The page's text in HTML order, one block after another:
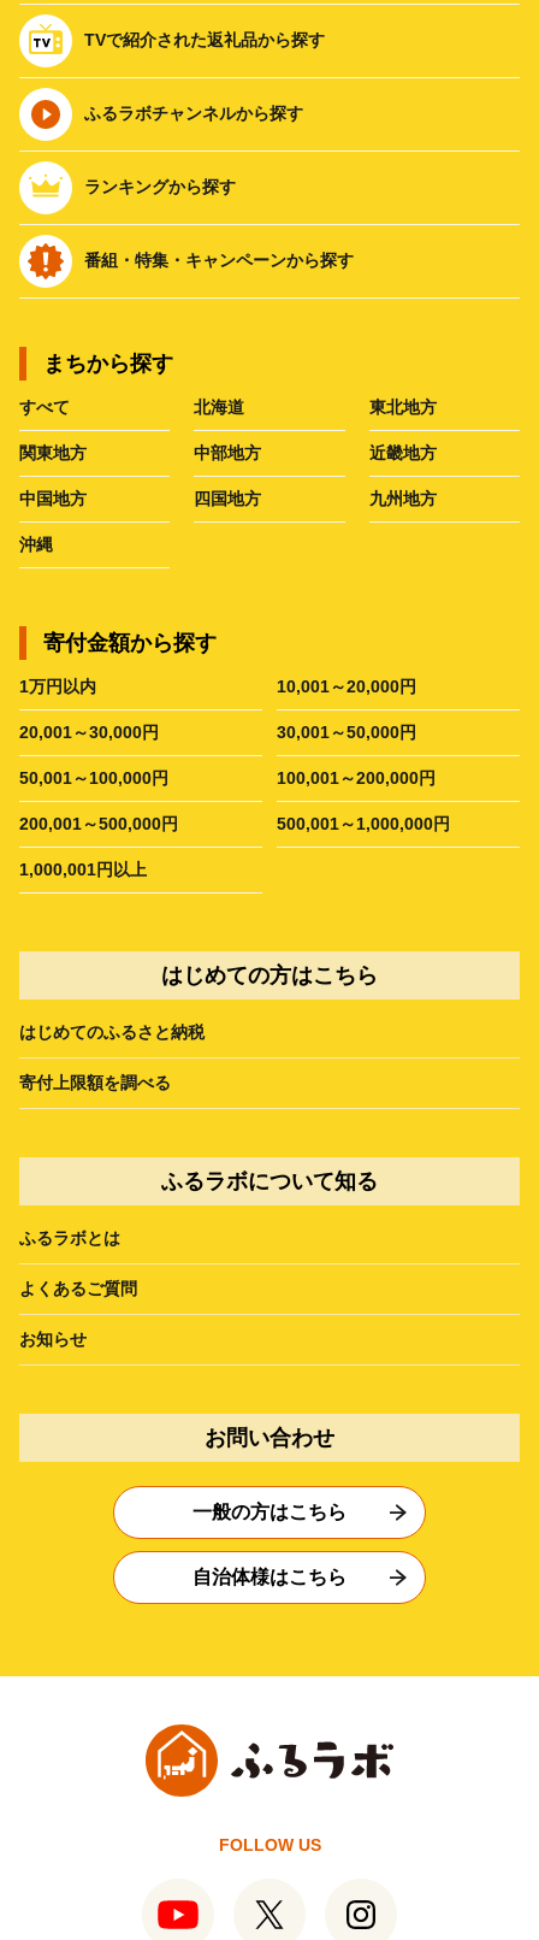
TVで紹介された返礼品から探す
ふるラボチャンネルから探す
ランキングから探す
番組・特集・キャンペーンから探す
まちから探す
すべて 北海道 東北地方
関東地方 中部地方 近畿地方
中国地方 四国地方 九州地方
沖縄
寄付金額から探す
1万円以内 10,001～20,000円
20,001～30,000円 30,001～50,000円
50,001～100,000円 100,001～200,000円
200,001～500,000円 500,001～1,000,000円
1,000,001円以上
はじめての方はこちら
はじめてのふるさと納税
寄付上限額を調べる
ふるラボについて知る
ふるラボとは
よくあるご質問
お知らせ
お問い合わせ
一般の方はこちら
自治体様はこちら
FOLLOW US